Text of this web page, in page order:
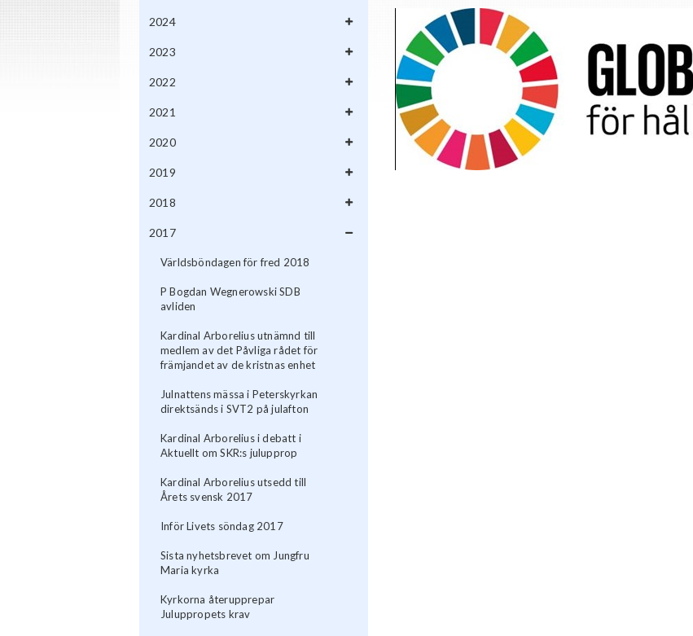
2024
2023
2022
2021
2020
2019
2018
2017
Världsböndagen för fred 2018
P Bogdan Wegnerowski SDB
avliden
Kardinal Arborelius utnämnd till
medlem av det Påvliga rådet för
främjandet av de kristnas enhet
Julnattens mässa i Peterskyrkan
direktsänds i SVT2 på julafton
Kardinal Arborelius i debatt i
Aktuellt om SKR:s julupprop
Kardinal Arborelius utsedd till
Årets svensk 2017
Inför Livets söndag 2017
Sista nyhetsbrevet om Jungfru
Maria kyrka
​Kyrkorna återupprepar
Juluppropets krav